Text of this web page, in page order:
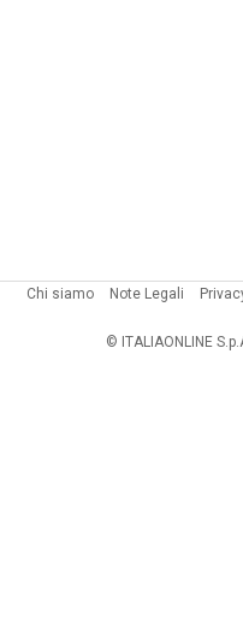
Chi siamo Note Legali
© ITALIAONLINE